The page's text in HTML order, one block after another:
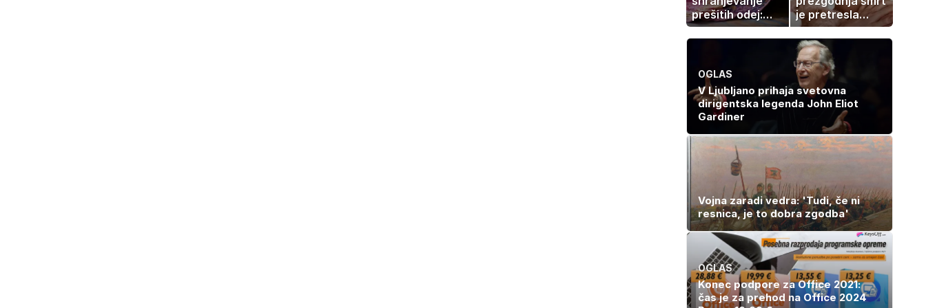
prešitih odej:
Kako ohraniti
družinsko
je pretresla
modni svet: za
slavo se je
skrivala
tragedija
OGLAS
V Ljubljano prihaja svetovna
dirigentska legenda John Eliot
Gardiner
Vojna zaradi vedra: 'Tudi, če ni
resnica, je to dobra zgodba'
OGLAS
Konec podpore za Office 2021:
čas je za prehod na Office 2024